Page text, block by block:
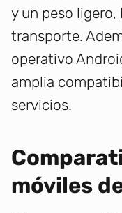
y un peso
transporte.
operativo
amplia
servicios.
móviles